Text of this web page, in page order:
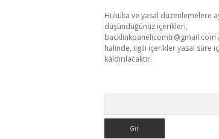
Hukuka ve yasal düzenlemelere
düşündüğünüz içerikleri,
backlinkpanelicomtr@gmail.com
halinde, ilgili içerikler yasal süre
kaldırılacaktır.